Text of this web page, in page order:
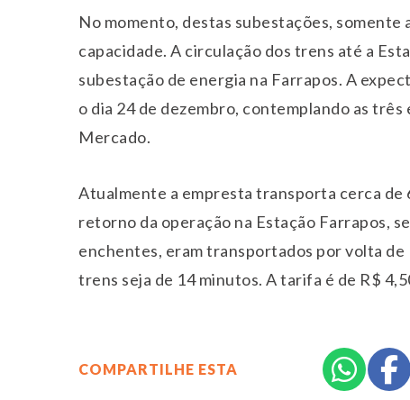
No momento, destas subestações, somente
capacidade. A circulação dos trens até a
subestação de energia na Farrapos. A
o dia 24 de dezembro, contemplando as
Mercado.
Atualmente a empresta transporta cerca de
retorno da operação na Estação Farrapos,
enchentes, eram transportados por volta
trens seja de 14 minutos. A tarifa é de R$
COMPARTILHE ESTA